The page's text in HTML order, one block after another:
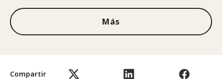
Compartir
Más